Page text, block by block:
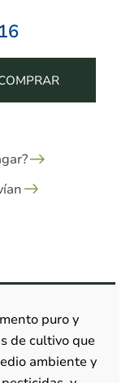
puro y
de cultivo que
ambiente y